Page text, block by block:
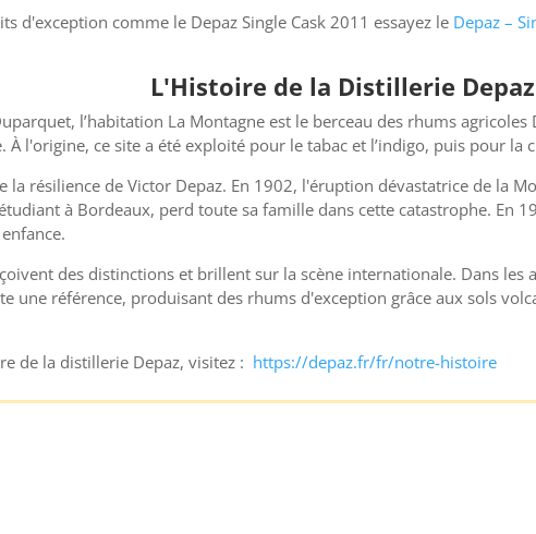
d'exception comme le Depaz Single Cask 2011 essayez le Depaz –
L'Histoire de la Distillerie Depaz
l’habitation La Montagne est le berceau des rhums
À l'origine, ce site a été exploité pour le tabac et l’indigo, puis pour la
résilience de Victor Depaz. En 1902, l'éruption dévastatrice de la
à Bordeaux, perd toute sa famille dans cette catastrophe. En
des distinctions et brillent sur la scène internationale. Dans les
une référence, produisant des rhums d'exception grâce aux sols
de la distillerie Depaz, visitez : https://depaz.fr/fr/notre-histoire